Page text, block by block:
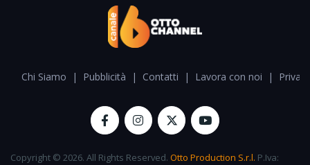
Chi Siamo | Pubblicità | Contatti | Lavora con noi |
Copyright © 2026. All Rights Reserved. Otto Production S.r.l. P.Iva: